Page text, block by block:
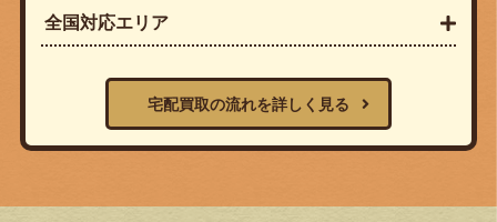
全国対応エリア
宅配買取の流れを詳しく見る